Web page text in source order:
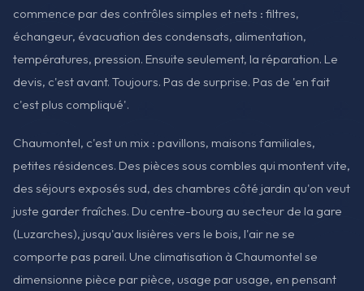
commence par des contrôles simples et nets : filtres,
échangeur, évacuation des condensats, alimentation,
températures, pression. Ensuite seulement, la réparation. Le
devis, c'est avant. Toujours. Pas de surprise. Pas de 'en fait
c'est plus compliqué'.
Chaumontel, c'est un mix : pavillons, maisons familiales,
petites résidences. Des pièces sous combles qui montent vite,
des séjours exposés sud, des chambres côté jardin qu'on veut
juste garder fraîches. Du centre-bourg au secteur de la gare
(Luzarches), jusqu'aux lisières vers le bois, l'air ne se
comporte pas pareil. Une climatisation à Chaumontel se
dimensionne pièce par pièce, usage par usage, en pensant